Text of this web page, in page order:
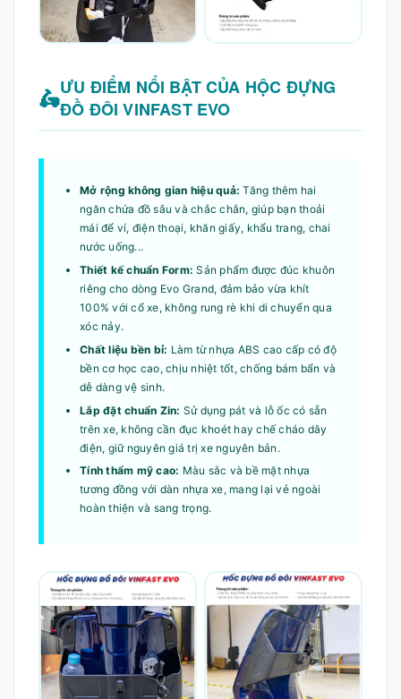
ƯU ĐIỂM NỔI BẬT CỦA HỘC ĐỰNG
ĐỒ ĐÔI VINFAST EVO
Mở rộng không gian hiệu quả: Tăng thêm hai
ngăn chứa đồ sâu và chắc chắn, giúp bạn thoải
mái để ví, điện thoại, khăn giấy, khẩu trang, chai
nước uống...
Thiết kế chuẩn Form: Sản phẩm được đúc khuôn
riêng cho dòng Evo Grand, đảm bảo vừa khít
100% với cổ xe, không rung rè khi di chuyển qua
xóc nảy.
Chất liệu bền bỉ: Làm từ nhựa ABS cao cấp có độ
bền cơ học cao, chịu nhiệt tốt, chống bám bẩn và
dễ dàng vệ sinh.
Lắp đặt chuẩn Zin: Sử dụng pát và lỗ ốc có sẵn
trên xe, không cần đục khoét hay chế cháo dây
điện, giữ nguyên giá trị xe nguyên bản.
Tính thẩm mỹ cao: Màu sắc và bề mặt nhựa
tương đồng với dàn nhựa xe, mang lại vẻ ngoài
hoàn thiện và sang trọng.